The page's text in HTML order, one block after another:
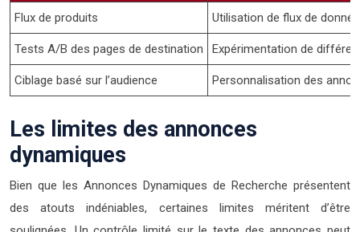
Flux de produits Utilisation de flux de
Tests A/B des pages de destination Expérimentation de
Ciblage basé sur l’audience Personnalisation des
Les limites des annonces
dynamiques
Bien que les Annonces Dynamiques de Recherche présentent
des atouts indéniables, certaines limites méritent d’être